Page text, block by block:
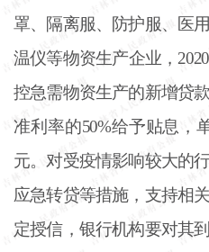
罩、隔离服、防护服、医
温仪等物资生产企业，
控急需物资生产的新增贷
准利率的50%给予贴息，
元。对受疫情影响较大的
应急转贷等措施，支持相
定授信，银行机构要对其